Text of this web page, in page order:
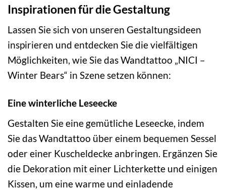
Inspirationen für die Gestaltung
Lassen Sie sich von unseren Gestaltungsideen
inspirieren und entdecken Sie die vielfältigen
Möglichkeiten, wie Sie das Wandtattoo „NICI –
Winter Bears“ in Szene setzen können:
Eine winterliche Leseecke
Gestalten Sie eine gemütliche Leseecke, indem
Sie das Wandtattoo über einem bequemen Sessel
oder einer Kuscheldecke anbringen. Ergänzen Sie
die Dekoration mit einer Lichterkette und einigen
Kissen, um eine warme und einladende